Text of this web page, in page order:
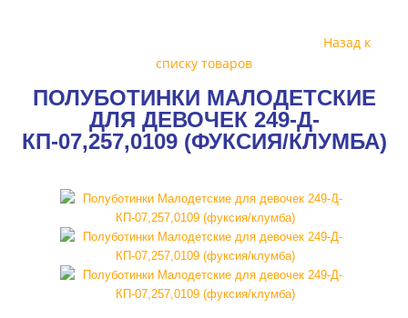
Назад к
списку товаров
ПОЛУБОТИНКИ МАЛОДЕТСКИЕ
ДЛЯ ДЕВОЧЕК 249-Д-
КП-07,257,0109 (ФУКСИЯ/КЛУМБА)
SALE